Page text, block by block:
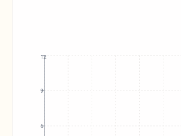
6
9
12